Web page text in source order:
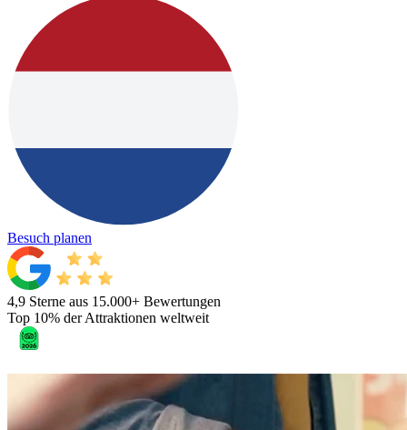
Besuch planen
4,9 Sterne aus 15.000+ Bewertungen
Top 10% der Attraktionen weltweit